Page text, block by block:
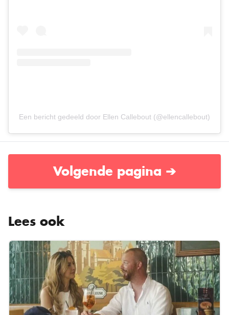
Een bericht gedeeld door Ellen Callebout (@ellencallebout)
Volgende pagina ➔
Lees ook